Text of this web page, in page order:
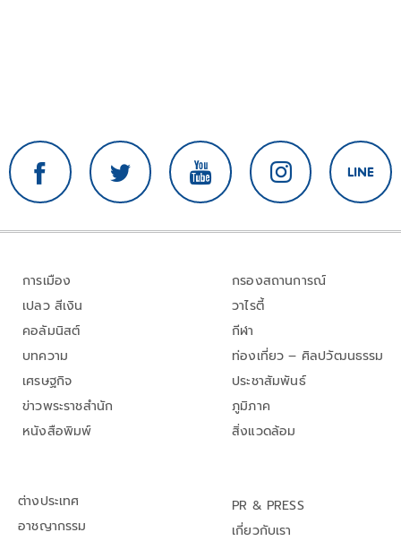
การเมือง
เปลว สีเงิน
คอลัมนิสต์
บทความ
เศรษฐกิจ
ข่าวพระราชสำนัก
หนังสือพิมพ์
กรองสถานการณ์
วาไรตี้
กีฬา
ท่องเที่ยว – ศิลปวัฒนธรรม
ประชาสัมพันธ์
ภูมิภาค
สิ่งแวดล้อม
ต่างประเทศ
อาชญากรรม
PR & PRESS
เกี่ยวกับเรา